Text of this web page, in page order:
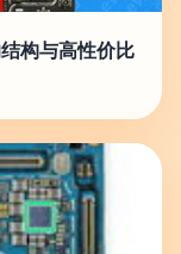
构与高性价比